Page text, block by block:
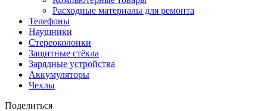
Расходные материалы для ремонта
Телефоны
Наушники
Стереоколонки
Защитные стёкла
Зарядные устройства
Аккумуляторы
Чехлы
Поделиться